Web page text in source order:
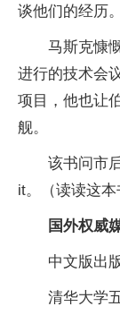
谈他们的经历。
马斯克慷
进行的技术会
项目，他也让
舰。
该书问市
it。（读读这本
国外权威
中文版出
清华大学